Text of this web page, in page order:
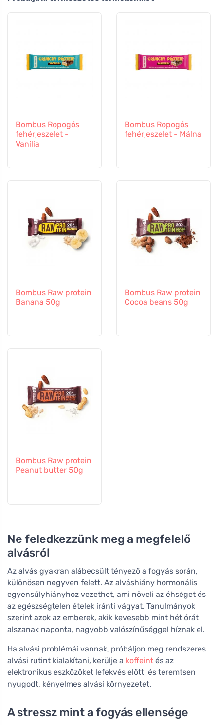
Bombus Ropogós
fehérjeszelet -
Vanília
Bombus Ropogós
fehérjeszelet - Málna
Bombus Raw protein
Banana 50g
Bombus Raw protein
Cocoa beans 50g
Bombus Raw protein
Peanut butter 50g
Ne feledkezzünk meg a megfelelő
alvásról
Az alvás gyakran alábecsült tényező a fogyás során,
különösen negyven felett. Az alváshiány hormonális
egyensúlyhiányhoz vezethet, ami növeli az éhséget és
az egészségtelen ételek iránti vágyat. Tanulmányok
szerint azok az emberek, akik kevesebb mint hét órát
alszanak naponta, nagyobb valószínűséggel híznak el.
Ha alvási problémái vannak, próbáljon meg rendszeres
alvási rutint kialakítani, kerülje a koffeint és az
elektronikus eszközöket lefekvés előtt, és teremtsen
nyugodt, kényelmes alvási környezetet.
A stressz mint a fogyás ellensége